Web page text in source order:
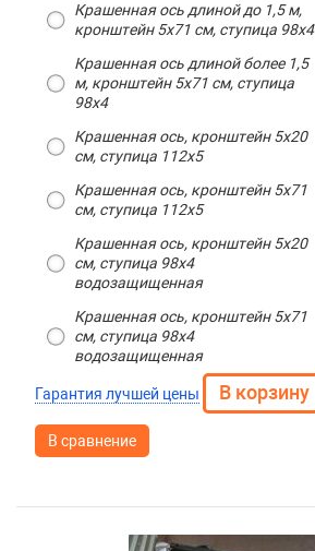
Крашенная ось длиной до 1,5 м,
кронштейн 5х71 см, ступица 98х4
Крашенная ось длиной более 1,5
м, кронштейн 5х71 см, ступица
98х4
Крашенная ось, кронштейн 5х20
см, ступица 112х5
Крашенная ось, кронштейн 5х71
см, ступица 112х5
Крашенная ось, кронштейн 5х20
см, ступица 98х4
водозащищенная
Крашенная ось, кронштейн 5х71
см, ступица 98х4
водозащищенная
Гарантия лучшей цены
В сравнение